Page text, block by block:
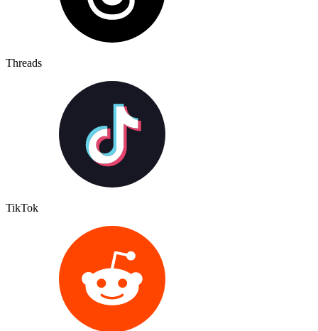
Threads
TikTok